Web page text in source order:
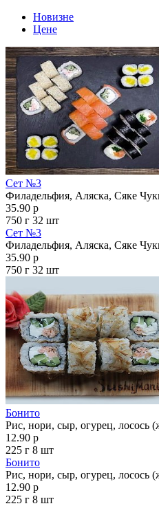
Новизне
Цене
Сет №3
Филадельфия, Аляска, Сяке
35.90 р
750 г 32 шт
Сет №3
Филадельфия, Аляска, Сяке
35.90 р
750 г 32 шт
Бонито
Рис, нори, сыр, огурец, лосось
12.90 р
225 г 8 шт
Бонито
Рис, нори, сыр, огурец, лосось
12.90 р
225 г 8 шт